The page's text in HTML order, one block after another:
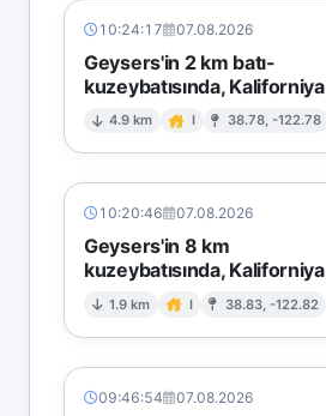
10:24:17 07.08.2026
Geysers'in 2 km batı-
kuzeybatısında, Kaliforniya
4.9 km I 38.78, -122.78
10:20:46 07.08.2026
Geysers'in 8 km
kuzeybatısında, Kaliforniya
1.9 km I 38.83, -122.82
09:46:54 07.08.2026